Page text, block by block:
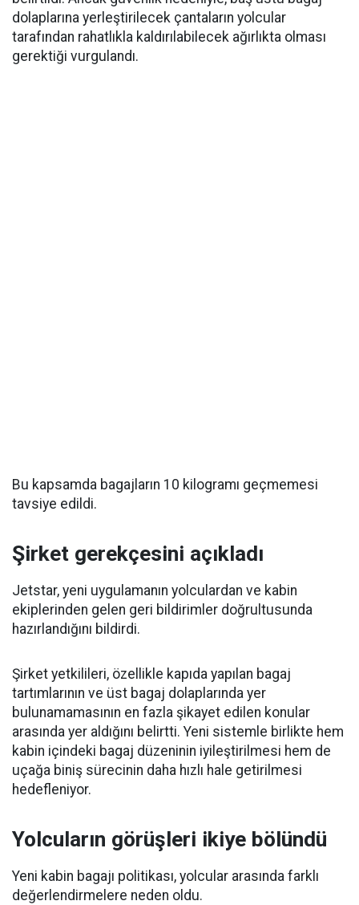
dolaplarına yerleştirilecek çantaların yolcular
tarafından rahatlıkla kaldırılabilecek ağırlıkta olması
gerektiği vurgulandı.
Bu kapsamda bagajların 10 kilogramı geçmemesi
tavsiye edildi.
Şirket gerekçesini açıkladı
Jetstar, yeni uygulamanın yolculardan ve kabin
ekiplerinden gelen geri bildirimler doğrultusunda
hazırlandığını bildirdi.
Şirket yetkilileri, özellikle kapıda yapılan bagaj
tartımlarının ve üst bagaj dolaplarında yer
bulunamamasının en fazla şikayet edilen konular
arasında yer aldığını belirtti. Yeni sistemle birlikte hem
kabin içindeki bagaj düzeninin iyileştirilmesi hem de
uçağa biniş sürecinin daha hızlı hale getirilmesi
hedefleniyor.
Yolcuların görüşleri ikiye bölündü
Yeni kabin bagajı politikası, yolcular arasında farklı
değerlendirmelere neden oldu.